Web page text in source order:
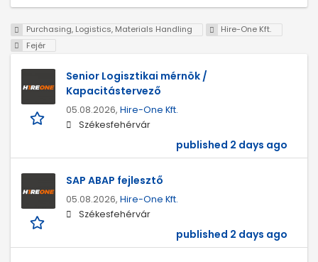
Purchasing, Logistics, Materials Handling
Hire-One Kft.
Fejér
Senior Logisztikai mérnök /
Kapacitástervező
05.08.2026, Hire-One Kft.
Székesfehérvár
published 2 days ago
SAP ABAP fejlesztő
05.08.2026, Hire-One Kft.
Székesfehérvár
published 2 days ago